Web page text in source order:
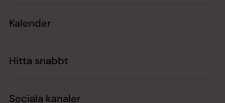
Kalender
Hitta snabbt
Sociala kanaler